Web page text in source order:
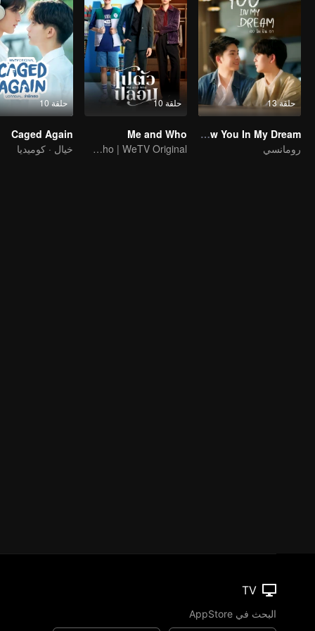
حلقة 13
I Saw You In My Dream
رومانسي
حلقة 10
Me and Who
Me and Who | WeTV Original
حلقة 10
Caged Again
خيال · كوميديا
TV
البحث في AppStore